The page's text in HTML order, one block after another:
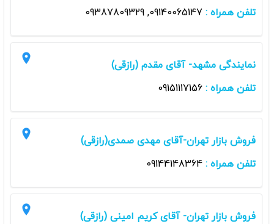
تلفن همراه :
نمایندگی مشهد- آقای مقدم (رازقی)
تلفن همراه :
فروش بازار تهران-آقای مهدی صمدی(رازقی)
تلفن همراه :
فروش بازار تهران- آقای کریم امینی (رازقی)